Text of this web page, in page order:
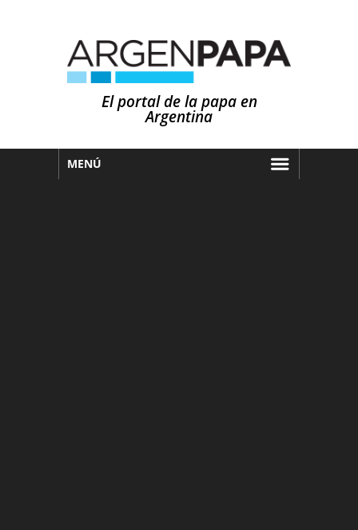
El portal de la papa en
Argentina
MENÚ